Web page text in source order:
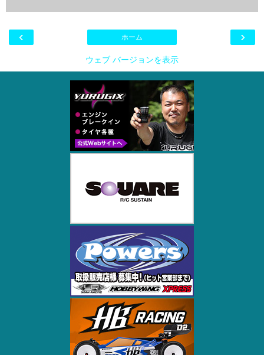
‹ ›
ホーム
ウェブ バージョンを表示